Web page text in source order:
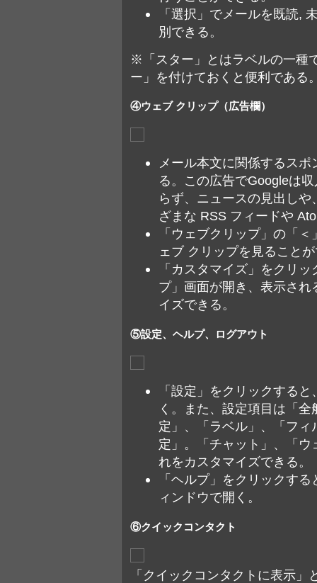
「選択」でメールを既読,
別できる。
※「スター」とはラベルの一種
ー」を付けておくと便利である
④ウェブ クリップ（広告欄）
メール本文に関係するス
る。この広告でGoogleは
らず、ニュースの見出し
ざまな RSS フィードや
「ウェブクリップ」の「
ェブ クリップを見ること
「カスタマイズ」をクリ
プ」画面が開き、表示さ
イズできる。
⑤設定、ヘルプ、ログアウト
「設定」をクリックする
く。また、設定項目は「
定」、「ラベル」、「フ
定」。「チャット」、「
れをカスタマイズできる。
「ヘルプ」をクリックす
ィンドウで開く。
⑥クイックコンタクト
「クイックコンタクトに表示